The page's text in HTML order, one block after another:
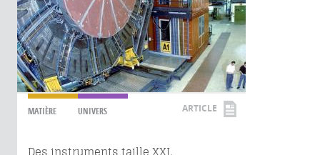
MATIÈRE UNIVERS ARTICLE
Des instruments taille XXL